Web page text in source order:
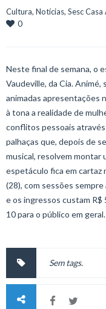
Cultura, Notícias, Sesc
0
Neste final de semana, o
Vaudeville, da Cia.
animadas apresentações
à tona a realidade de
conflitos pessoais
palhaças que, depois de
musical, resolvem montar
espetáculo fica em cartaz
(28), com sessões
e os ingressos custam R$
10 para o público em geral.
Sem tags.